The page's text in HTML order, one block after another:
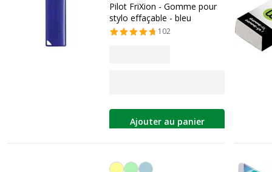
Pilot FriXion - Gomme pour
stylo effaçable - bleu
102
Ajouter au panier
Jaune pastel